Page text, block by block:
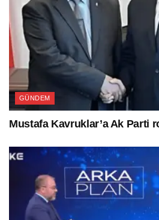
GÜNDEM
Mustafa Kavruklar’a Ak Parti